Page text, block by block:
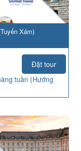
Xám)
Đặt tour
tuần (Hướng